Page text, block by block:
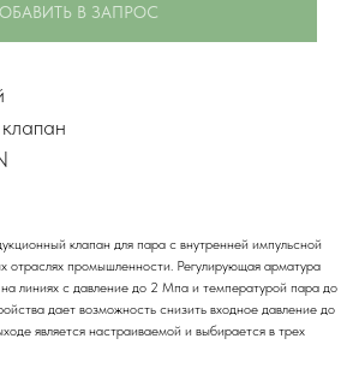
В ЗАПРОС
клапан для пара с внутренней импульсной
отраслях промышленности. Регулирующая арматура
линиях с давление до 2 Мпа и температурой пара до
дает возможность снизить входное давление до
является настраиваемой и выбирается в трех